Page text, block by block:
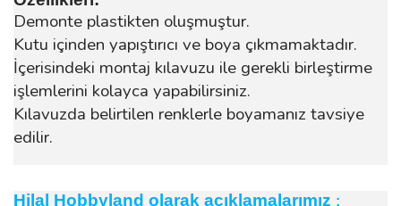
Demonte plastikten oluşmuştur.
Kutu içinden yapıştırıcı ve boya çıkmamaktadır.
İçerisindeki montaj kılavuzu ile gerekli birleştirme
işlemlerini kolayca yapabilirsiniz.
Kılavuzda belirtilen renklerle boyamanız tavsiye
edilir.
Hilal Hobbyland olarak açıklamalarımız :